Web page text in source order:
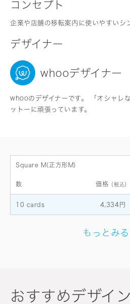
コンセプト
企業や店舗の移転案内に使いやすいシ
デザイナー
whooデザイナー
whooのデザイナーです。 「オシャレ
ットーに頑張っています。
Square M(正方形M)
数 価格 （税込）
10 cards 4,334円
もっとみる
おすすめデザイン